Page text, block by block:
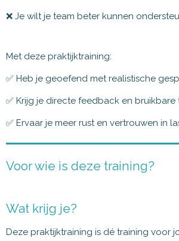
❌ Je wilt je team beter kunnen
Met deze praktijktraining:
✅ Heb je geoefend met realistische
✅ Krijg je directe feedback en bruikbare
✅ Ervaar je meer rust en vertrouwen in
Voor wie is deze training?
Wat krijg je?
Deze praktijktraining is dé training voor